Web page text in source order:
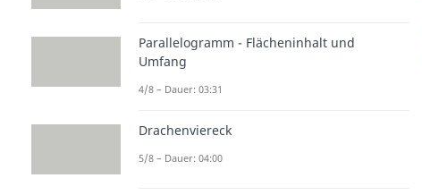
Parallelogramm - Flächeninhalt und
Umfang
4/8 – Dauer: 03:31
Drachenviereck
5/8 – Dauer: 04:00